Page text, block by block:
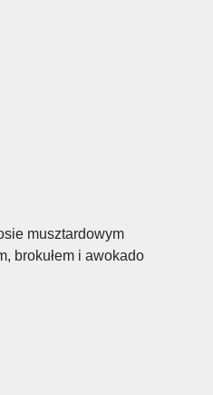
musztardowym
brokułem i awokado